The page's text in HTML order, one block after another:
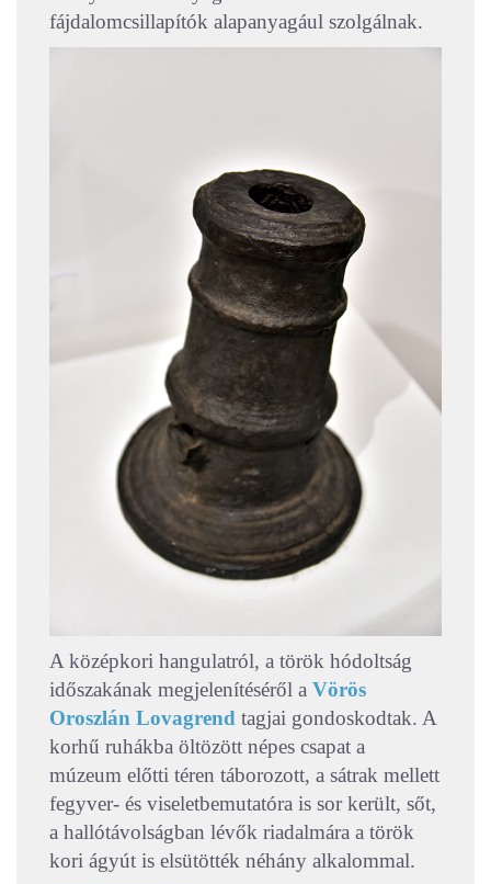
fájdalomcsillapítók alapanyagául szolgálnak.
A középkori hangulatról, a török hódoltság
időszakának megjelenítéséről a Vörös
Oroszlán Lovagrend tagjai gondoskodtak. A
korhű ruhákba öltözött népes csapat a
múzeum előtti téren táborozott, a sátrak mellett
fegyver- és viseletbemutatóra is sor került, sőt,
a hallótávolságban lévők riadalmára a török
kori ágyút is elsütötték néhány alkalommal.